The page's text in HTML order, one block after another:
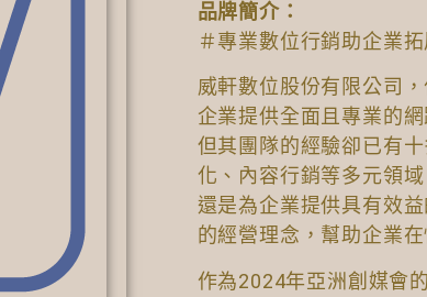
品牌簡介：
＃專業數位行銷助企業
威軒數位股份有限公司
企業提供全面且專業的
但其團隊的經驗卻已有
化、內容行銷等多元領
還是為企業提供具有效
的經營理念，幫助企業
作為2024年亞洲創媒會